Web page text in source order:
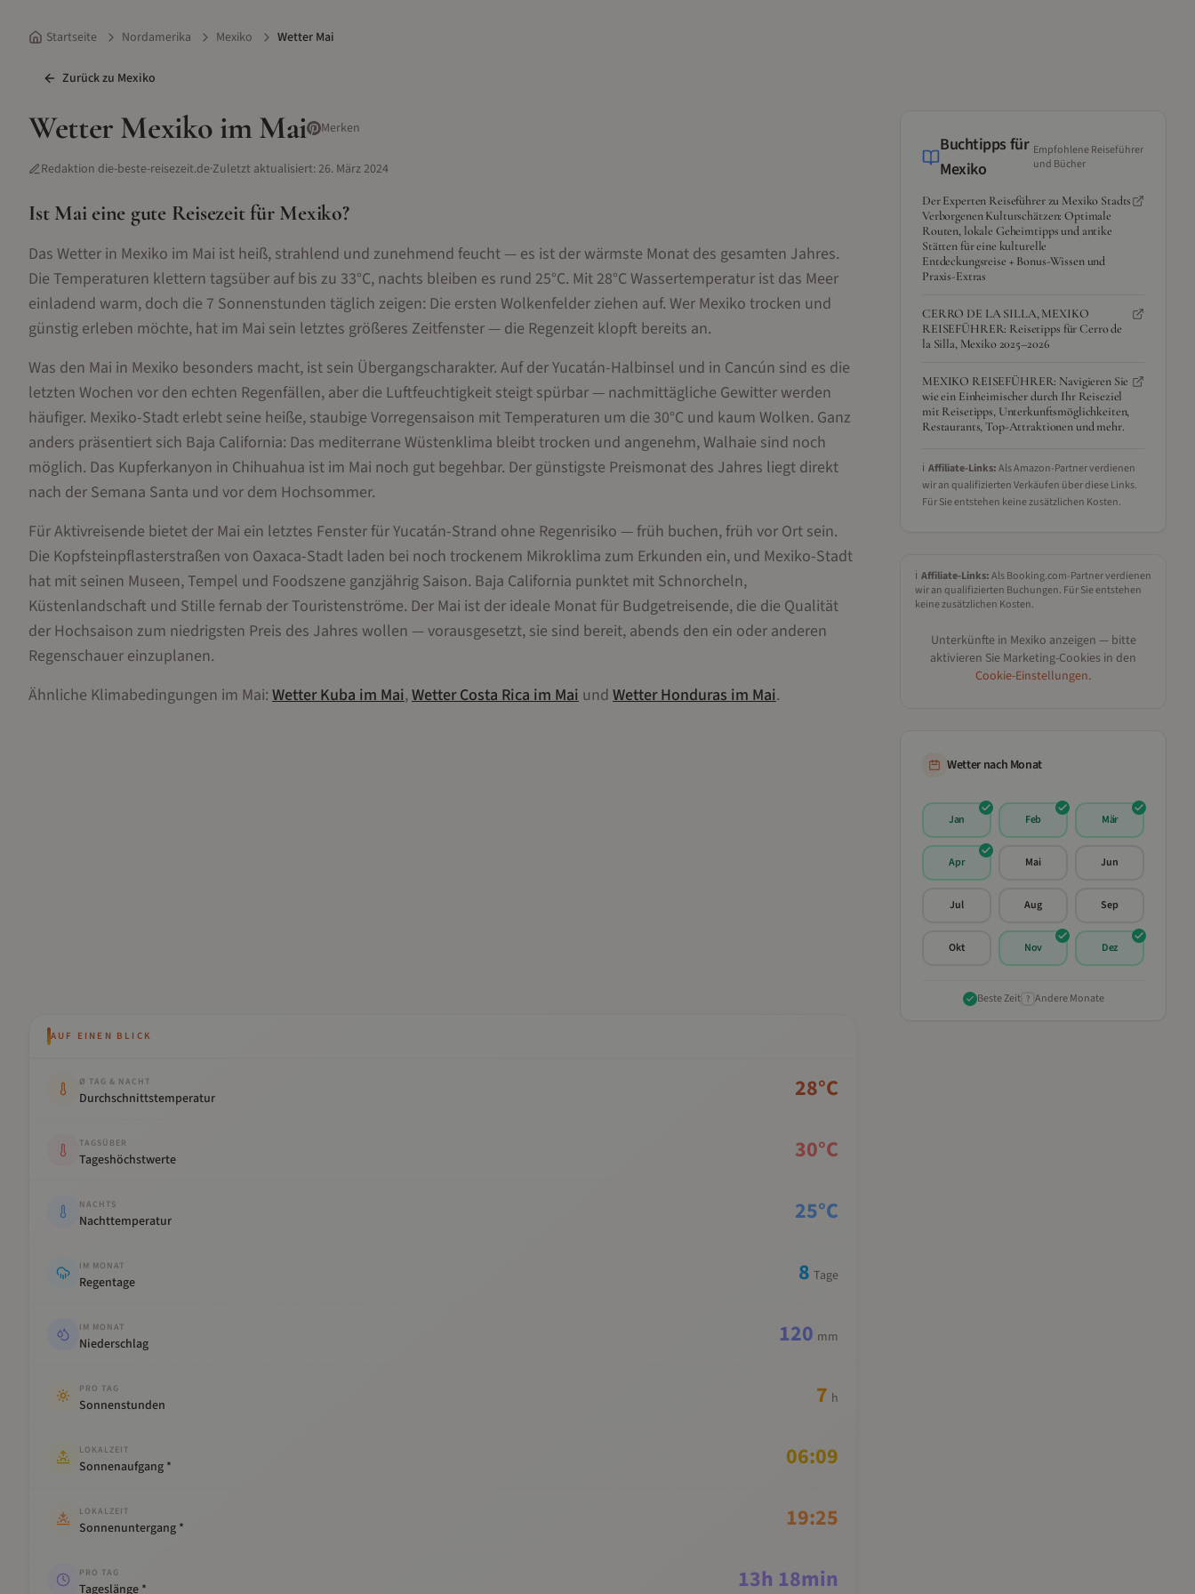
Startseite Nordamerika Mexiko Wetter Mai
Zurück zu Mexiko
Wetter Mexiko im Mai Merken
Redaktion die-beste-reisezeit.de·Zuletzt aktualisiert:26. März 2024
Ist Maieine gute Reisezeit für Mexiko?
Das Wetter in Mexiko im Mai ist heiß, strahlend und zunehmend feucht — es ist der wärmste Monat des gesamten Jahres.
Die Temperaturen klettern tagsüber auf bis zu 33°C, nachts bleiben es rund 25°C. Mit 28°C Wassertemperatur ist das Meer
einladend warm, doch die 7 Sonnenstunden täglich zeigen: Die ersten Wolkenfelder ziehen auf. Wer Mexiko trocken und
günstig erleben möchte, hat im Mai sein letztes größeres Zeitfenster — die Regenzeit klopft bereits an.
Was den Mai in Mexiko besonders macht, ist sein Übergangscharakter. Auf der Yucatán-Halbinsel und in Cancún sind es die
letzten Wochen vor den echten Regenfällen, aber die Luftfeuchtigkeit steigt spürbar — nachmittägliche Gewitter werden
häufiger. Mexiko-Stadt erlebt seine heiße, staubige Vorregensaison mit Temperaturen um die 30°C und kaum Wolken. Ganz
anders präsentiert sich Baja California: Das mediterrane Wüstenklima bleibt trocken und angenehm, Walhaie sind noch
möglich. Das Kupferkanyon in Chihuahua ist im Mai noch gut begehbar. Der günstigste Preismonat des Jahres liegt direkt
nach der Semana Santa und vor dem Hochsommer.
Für Aktivreisende bietet der Mai ein letztes Fenster für Yucatán-Strand ohne Regenrisiko — früh buchen, früh vor Ort sein.
Die Kopfsteinpflasterstraßen von Oaxaca-Stadt laden bei noch trockenem Mikroklima zum Erkunden ein, und Mexiko-Stadt
hat mit seinen Museen, Tempel und Foodszene ganzjährig Saison. Baja California punktet mit Schnorcheln,
Küstenlandschaft und Stille fernab der Touristenströme. Der Mai ist der ideale Monat für Budgetreisende, die die Qualität
der Hochsaison zum niedrigsten Preis des Jahres wollen — vorausgesetzt, sie sind bereit, abends den ein oder anderen
Regenschauer einzuplanen.
Ähnliche Klimabedingungen im Mai: WetterKubaimMai,WetterCosta RicaimMai und WetterHondurasimMai.
AUF EINEN BLICK
Ø TAG & NACHT
Durchschnittstemperatur 28°C
TAGSÜBER
Tageshöchstwerte 30°C
NACHTS
Nachttemperatur 25°C
IM MONAT
Regentage 8 Tage
IM MONAT
Niederschlag 120 mm
PRO TAG
Sonnenstunden 7 h
LOKALZEIT
Sonnenaufgang * 06:09
LOKALZEIT
Sonnenuntergang * 19:25
PRO TAG
Tageslänge * 13h 18min
Buchtipps für
Mexiko
Empfohlene Reiseführer
und Bücher
Der Experten Reiseführer zu Mexiko Stadts
Verborgenen Kulturschätzen: Optimale
Routen, lokale Geheimtipps und antike
Stätten für eine kulturelle
Entdeckungsreise + Bonus-Wissen und
Praxis-Extras
CERRO DE LA SILLA, MEXIKO
REISEFÜHRER: Reisetipps für Cerro de
la Silla, Mexiko 2025–2026
MEXIKO REISEFÜHRER: Navigieren Sie
wie ein Einheimischer durch Ihr Reiseziel
mit Reisetipps, Unterkunftsmöglichkeiten,
Restaurants, Top-Attraktionen und mehr.
ℹ️ Affiliate-Links:Als Amazon-Partner verdienen
wir an qualifizierten Verkäufen über diese Links.
Für Sie entstehen keine zusätzlichen Kosten.
ℹ️ Affiliate-Links:Als Booking.com-Partner verdienen
wir an qualifizierten Buchungen. Für Sie entstehen
keine zusätzlichen Kosten.
Unterkünfte in Mexiko anzeigen — bitte
aktivieren Sie Marketing-Cookies in den
Cookie-Einstellungen.
Wetter nach Monat
Jan Feb Mär
Apr Mai Jun
Jul Aug Sep
Okt Nov Dez
Beste Zeit ? Andere Monate